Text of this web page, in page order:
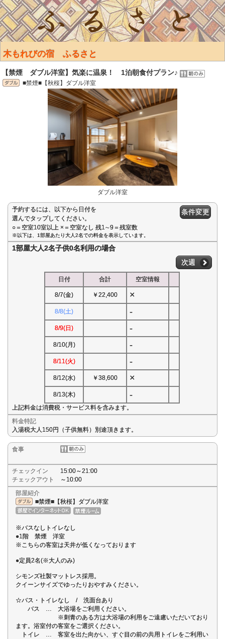
木もれびの宿 ふるさと
【禁煙 ダブル洋室】気楽に温泉！ 1泊朝食付プラン♪
■禁煙■【秋桜】ダブル洋室
ダブル洋室
予約するには、以下から日付を
選んでタップしてください。
○＝空室10室以上 ×＝空室なし 残1∼9＝残室数
条件変更
※以下は、1部屋あたり大人2名での料金を表示しています。
1部屋大人2名子供0名利用の場合
次週
日付 合計 空室情報
8/7(金) ￥22,400 ×
8/8(土) -
8/9(日) -
8/10(月) -
8/11(火) -
8/12(水) ￥38,600 ×
8/13(木) -
上記料金は消費税・サービス料を含みます。
料金特記
入湯税大人150円（子供無料）別途頂きます。
食事
チェックイン
15:00～21:00
チェックアウト
～10:00
部屋紹介
■禁煙■【秋桜】ダブル洋室
※バスなしトイレなし
●1階 禁煙 洋室
※こちらの客室は天井が低くなっております
●定員2名(※大人のみ)
シモンズ社製マットレス採用。
クイーンサイズでゆったりおやすみください。
☆バス・トイレなし / 洗面台あり
バス … 大浴場をご利用ください。
※刺青のある方は大浴場の利用をご遠慮いただいており
ます。浴室付の客室をご選択ください。
トイレ … 客室を出た向かい、すぐ目の前の共用トイレをご利用い